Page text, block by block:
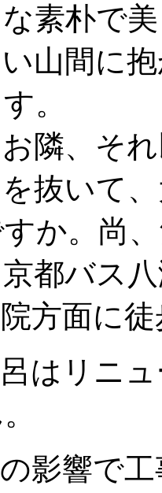
素朴で
山間に
。
隣、そ
抜いて
か。尚
都バス
方面に
はリニ
影響で